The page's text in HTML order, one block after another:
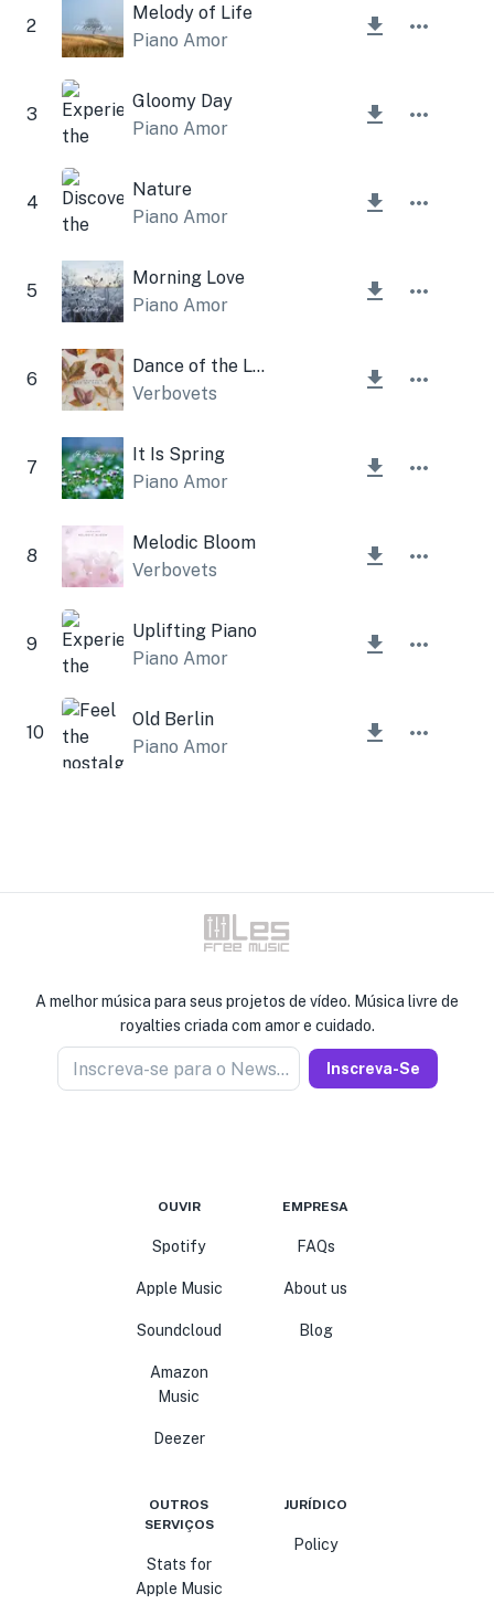
2
Melody of Life
Piano Amor
3
Gloomy Day
Piano Amor
4
Nature
Piano Amor
5
Morning Love
Piano Amor
6
Dance of the Leaves
Verbovets
7
It Is Spring
Piano Amor
8
Melodic Bloom
Verbovets
9
Uplifting Piano
Piano Amor
10
Old Berlin
Piano Amor
A melhor música para seus projetos de vídeo. Música livre de
royalties criada com amor e cuidado.
Inscreva-se para o Newseller Inscreva-Se
OUVIR
Spotify
Apple Music
Soundcloud
Amazon
Music
Deezer
EMPRESA
FAQs
About us
Blog
OUTROS
SERVIÇOS
Stats for
Apple Music
JURÍDICO
Policy